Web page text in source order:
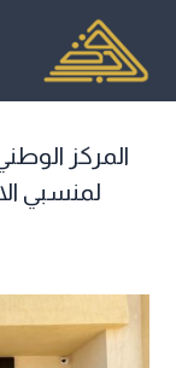
المركز
لمنسبي